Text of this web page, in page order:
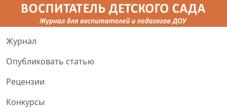
Журнал
Опубликовать статью
Рецензии
Конкурсы